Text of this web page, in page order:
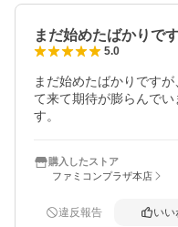
まだ始めたばかりで
5.0
まだ始めたばかりです
て来て期待が膨らんで
す。
購入したストア
ファミコンプラザ本店
違反報告 いい